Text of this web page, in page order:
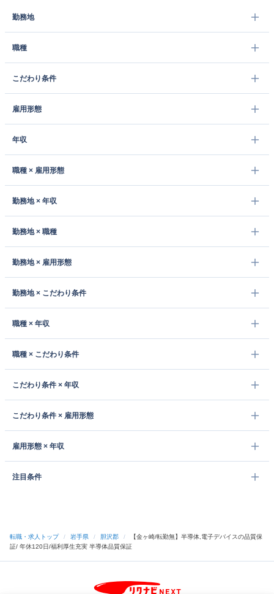
勤務地
職種
こだわり条件
雇用形態
年収
職種 × 雇用形態
勤務地 × 年収
勤務地 × 職種
勤務地 × 雇用形態
勤務地 × こだわり条件
職種 × 年収
職種 × こだわり条件
こだわり条件 × 年収
こだわり条件 × 雇用形態
雇用形態 × 年収
注目条件
転職・求人トップ / 岩手県 / 胆沢郡 /
【金ヶ崎/転勤無】半導体,電子デバイスの品質保
証/ 年休120日/福利厚生充実 半導体品質保証